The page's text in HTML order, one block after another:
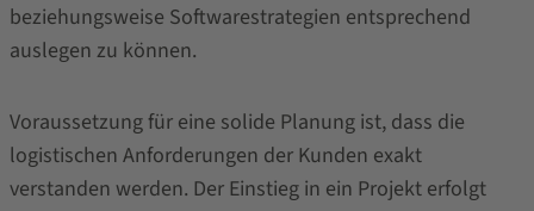
beziehungsweise Softwarestrategien entsprechend
auslegen zu können.
Voraussetzung für eine solide Planung ist, dass die
logistischen Anforderungen der Kunden exakt
verstanden werden. Der Einstieg in ein Projekt erfolgt